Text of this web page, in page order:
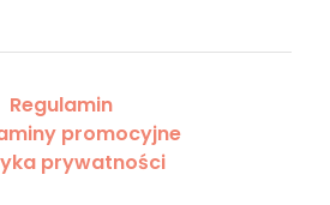
Regulamin
promocyjne
prywatności